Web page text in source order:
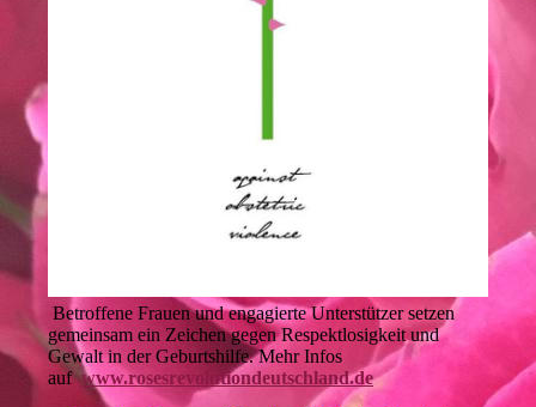
Betroffene Frauen und engagierte Unterstützer setzen
gemeinsam ein Zeichen gegen Respektlosigkeit und
Gewalt in der Geburtshilfe. Mehr Infos
aufwww.rosesrevolutiondeutschland.de